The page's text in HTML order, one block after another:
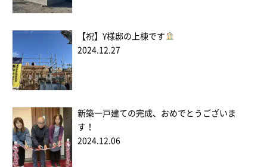
【祝】Y様邸の上棟です
2024.12.27
新築一戸建ての完成、おめでとうございま
す！
2024.12.06